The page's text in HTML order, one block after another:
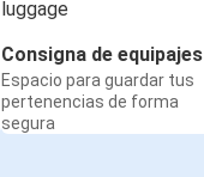
Consigna de equipajes
Espacio para guardar tus
pertenencias de forma
segura